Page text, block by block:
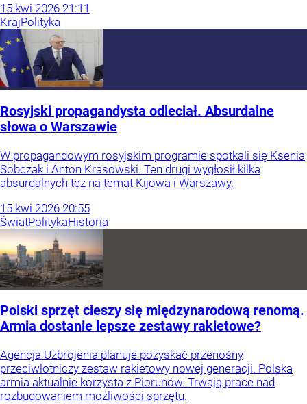
15 kwi 2026 21:11
KrajPolityka
Rosyjski propagandysta odleciał. Absurdalne
słowa o Warszawie
W propagandowym rosyjskim programie spotkali się Ksenia
Sobczak i Anton Krasowski. Ten drugi wygłosił kilka
absurdalnych tez na temat Kijowa i Warszawy.
15 kwi 2026 20:55
ŚwiatPolitykaHistoria
Polski sprzęt cieszy się międzynarodową renomą.
Armia dostanie lepsze zestawy rakietowe?
Agencja Uzbrojenia planuje pozyskać przenośny
przeciwlotniczy zestaw rakietowy nowej generacji. Polska
armia aktualnie korzysta z Piorunów. Trwają prace nad
rozbudowaniem możliwości sprzętu.